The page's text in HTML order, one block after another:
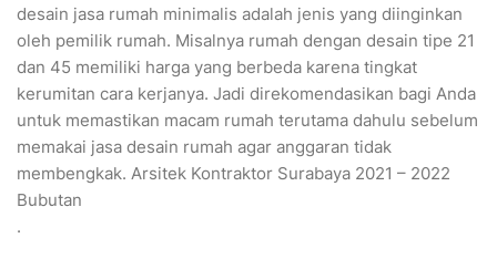
desain jasa rumah minimalis adalah jenis yang diinginkan
oleh pemilik rumah. Misalnya rumah dengan desain tipe 21
dan 45 memiliki harga yang berbeda karena tingkat
kerumitan cara kerjanya. Jadi direkomendasikan bagi Anda
untuk memastikan macam rumah terutama dahulu sebelum
memakai jasa desain rumah agar anggaran tidak
membengkak. Arsitek Kontraktor Surabaya 2021 – 2022
Bubutan
.